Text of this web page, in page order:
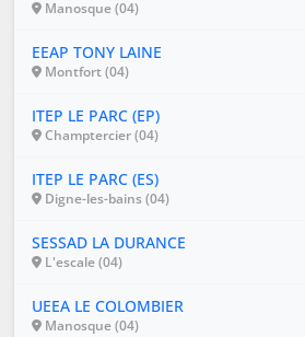
Manosque (04)
EEAP TONY LAINE
Montfort (04)
ITEP LE PARC (EP)
Champtercier (04)
ITEP LE PARC (ES)
Digne-les-bains (04)
SESSAD LA DURANCE
L'escale (04)
UEEA LE COLOMBIER
Manosque (04)